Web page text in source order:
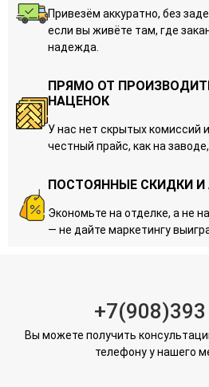
Привезём аккуратно, без
если вы живёте там, где
надежда.
ПРЯМО ОТ
НАЦЕНОК
У нас нет скрытых комиссий
честный прайс, как на
ПОСТОЯННЫЕ СКИДКИ И
Экономьте на отделке, а не
— не дайте маркетингу
+7(908)393
Вы можете получить
телефону у нашего